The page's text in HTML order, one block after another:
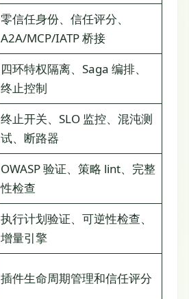
零信任身份、信任评分、
A2A/MCP/IATP 桥接
四环特权隔离、Saga 编排、
终止控制
终止开关、SLO 监控、混沌测
试、断路器
OWASP 验证、策略 lint、完整
性检查
执行计划验证、可逆性检查、
增量引擎
插件生命周期管理和信任评分